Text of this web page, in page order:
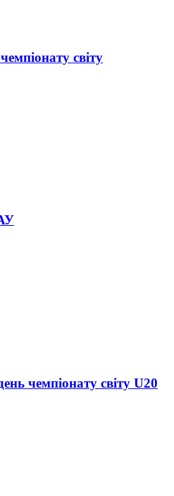
світу
чемпіонату світу U20